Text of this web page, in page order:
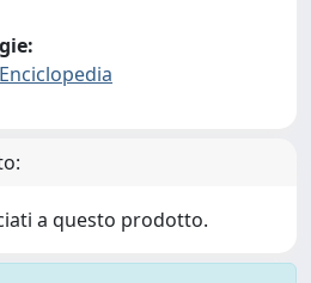
a questo prodotto.